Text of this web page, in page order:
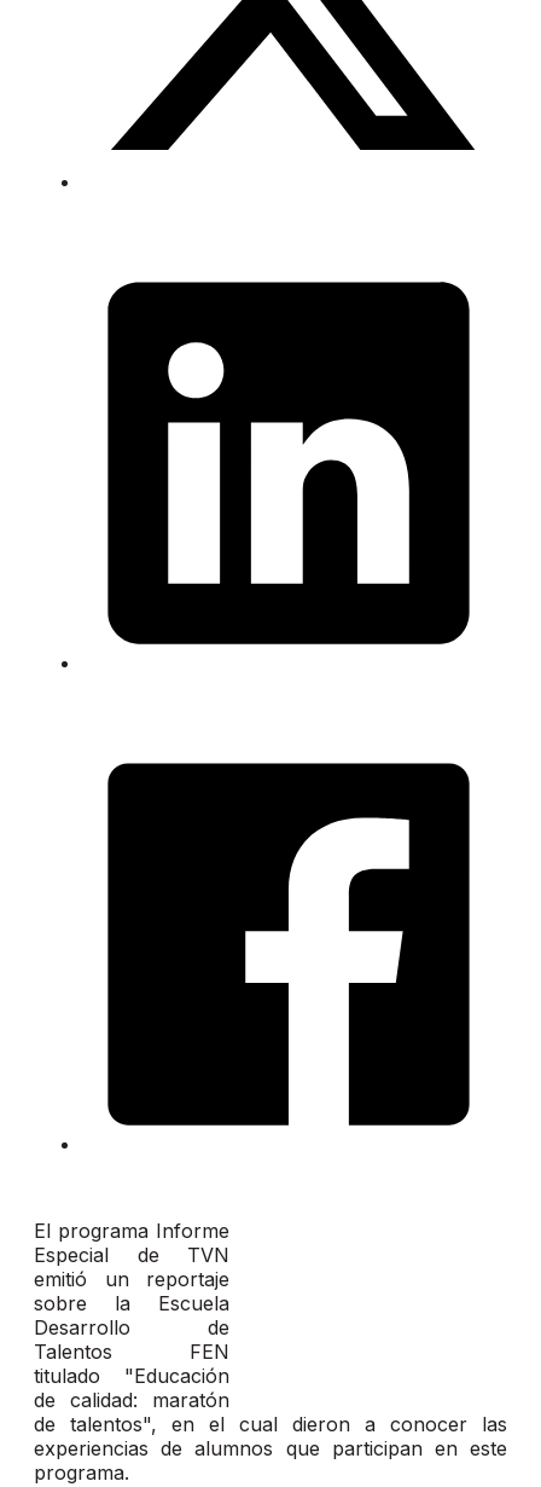
El programa Informe
Especial de TVN
emitió un reportaje
sobre la Escuela
Desarrollo de
Talentos FEN
titulado "Educación
de calidad: maratón
de talentos", en el cual dieron a conocer las
experiencias de alumnos que participan en este
programa.